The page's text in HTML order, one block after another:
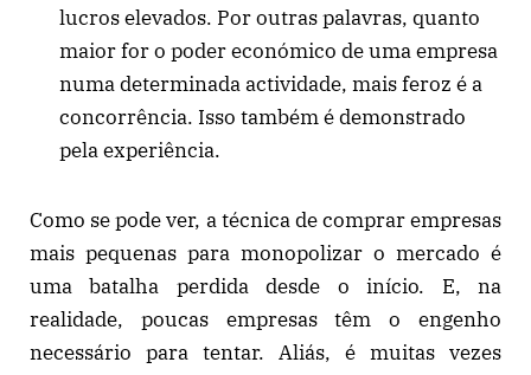
lucros elevados. Por outras palavras, quanto
maior for o poder económico de uma empresa
numa determinada actividade, mais feroz é a
concorrência. Isso também é demonstrado
pela experiência.
Como se pode ver, a técnica de comprar empresas
mais pequenas para monopolizar o mercado é
uma batalha perdida desde o início. E, na
realidade, poucas empresas têm o engenho
necessário para tentar. Aliás, é muitas vezes